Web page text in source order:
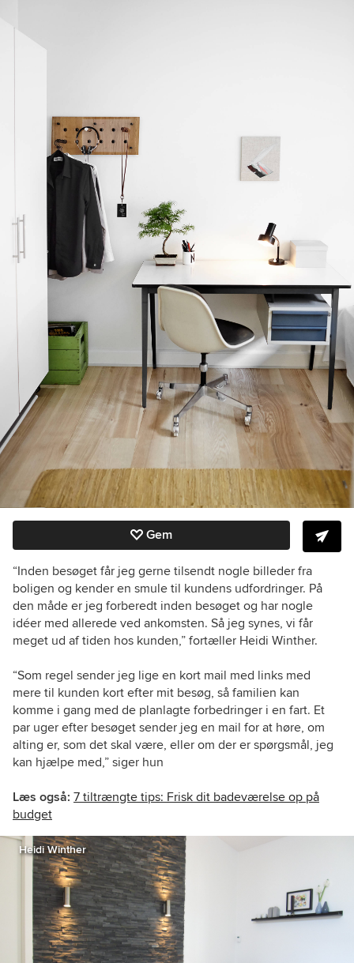
Gem
“Inden besøget får jeg gerne tilsendt nogle billeder fra
boligen og kender en smule til kundens udfordringer. På
den måde er jeg forberedt inden besøget og har nogle
idéer med allerede ved ankomsten. Så jeg synes, vi får
meget ud af tiden hos kunden,” fortæller Heidi Winther.
“Som regel sender jeg lige en kort mail med links med
mere til kunden kort efter mit besøg, så familien kan
komme i gang med de planlagte forbedringer i en fart. Et
par uger efter besøget sender jeg en mail for at høre, om
alting er, som det skal være, eller om der er spørgsmål, jeg
kan hjælpe med,” siger hun
Læs også: 7 tiltrængte tips: Frisk dit badeværelse op på
budget
Heidi Winther